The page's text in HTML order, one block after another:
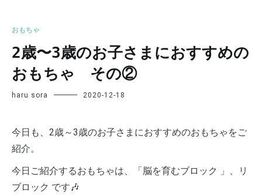
おもちゃ
2歳〜3歳のお子さまにおすすめの
おもちゃ その②
haru sora 2020-12-18
今日も、2歳～3歳のお子さまにおすすめのおもちゃをご
紹介。
今日ご紹介するおもちゃは、「脳を育むブロック 」、リ
ブロック です🎶